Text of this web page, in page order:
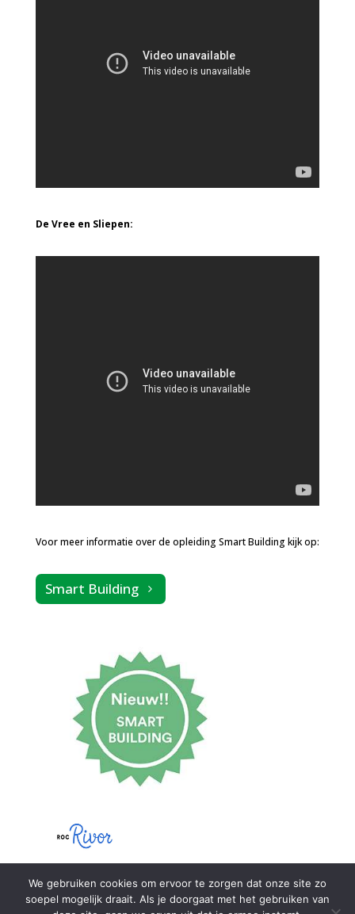
De Vree en Sliepen:
Voor meer informatie over de opleiding Smart Building kijk op:
Smart Building
We gebruiken cookies om ervoor te zorgen dat onze site zo
soepel mogelijk draait. Als je doorgaat met het gebruiken van